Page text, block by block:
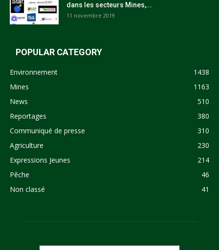
dans les secteurs Mines,...
11 novembre 2019
POPULAR CATEGORY
Environnement
1438
Mines
1163
News
510
Reportages
380
Communiqué de presse
310
Agriculture
230
Expressions Jeunes
214
Pêche
46
Non classé
41